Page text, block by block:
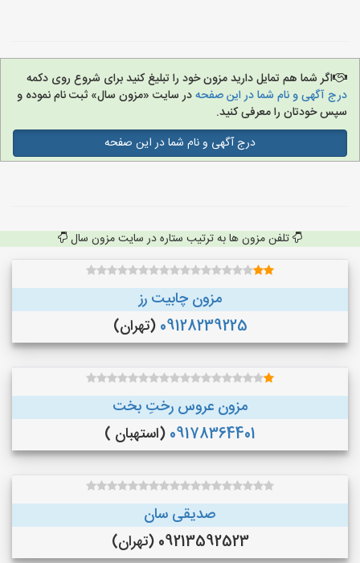
اگر شما هم تمایل دارید مزون خود را تبلیغ کنید برای شروع روی دکمه
درج آگهی و نام شما در این صفحهدر سایت «مزون سال» ثبت نام نموده و
سپس خودتان را معرفی کنید.
درج آگهی و نام شما در این صفحه
تلفن مزون ها به ترتیب ستاره در سایت مزون سال
مزون چابیت رز
09128239225 (تهران)
مزون عروس رختِ بخت
09178364401 (استهبان )
صدیقی سان
09213592523 (تهران)